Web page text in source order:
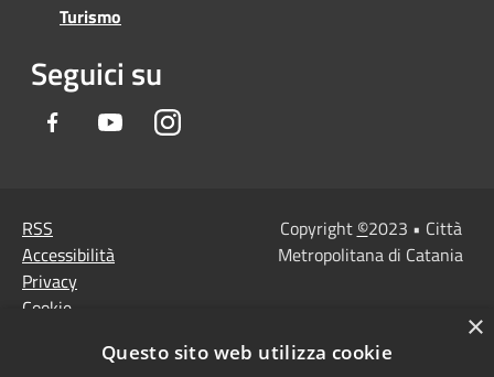
Turismo
Seguici su
Facebook YoutubeInstagram
RSS
Accessibilità
Privacy
Cookie
Note Legali
Copyright ©2023 • Città
Metropolitana di Catania
×
Questo sito web utilizza cookie